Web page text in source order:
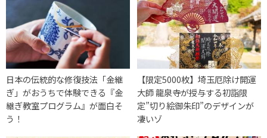
日本の伝統的な修復技法「金継
ぎ」がおうちで体験できる『金
継ぎ教室プログラム』が面白そ
う！
【限定5000枚】埼玉厄除け開運
大師 龍泉寺が授与する初詣限
定”切り絵御朱印”のデザインが
凄いゾ